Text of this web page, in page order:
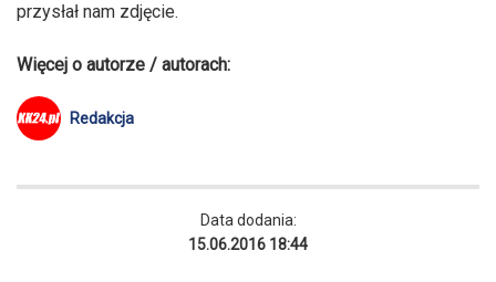
przysłał nam zdjęcie.
Więcej o autorze / autorach:
Redakcja
Data dodania:
15.06.2016 18:44